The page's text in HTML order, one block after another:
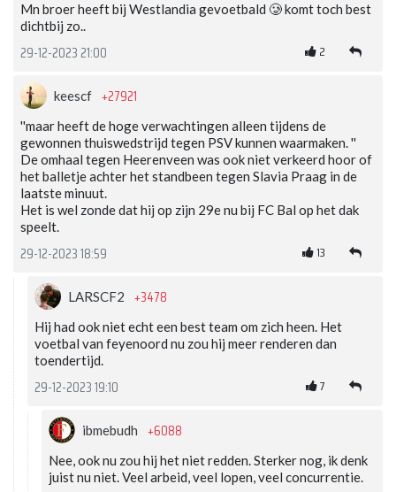
Mn broer heeft bij Westlandia gevoetbald 🥲 komt toch best
dichtbij zo..
29-12-2023 21:00 2
keescf +27921
''maar heeft de hoge verwachtingen alleen tijdens de
gewonnen thuiswedstrijd tegen PSV kunnen waarmaken. ''
De omhaal tegen Heerenveen was ook niet verkeerd hoor of
het balletje achter het standbeen tegen Slavia Praag in de
laatste minuut.
Het is wel zonde dat hij op zijn 29e nu bij FC Bal op het dak
speelt.
29-12-2023 18:59 13
LARSCF2 +3478
Hij had ook niet echt een best team om zich heen. Het
voetbal van feyenoord nu zou hij meer renderen dan
toendertijd.
29-12-2023 19:10 7
ibmebudh +6088
Nee, ook nu zou hij het niet redden. Sterker nog, ik denk
juist nu niet. Veel arbeid, veel lopen, veel concurrentie.